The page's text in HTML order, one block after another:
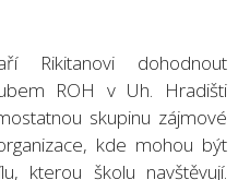
dohodnout
ROH v Uh. Hradišti
skupinu zájmové
kde mohou být
kterou školu navštěvují.